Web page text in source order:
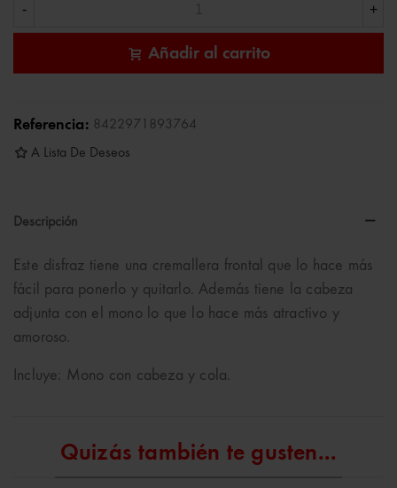
- +
Añadir al carrito
Referencia: 8422971893764
A Lista De Deseos
Descripción
Este disfraz tiene una cremallera frontal que lo hace más
fácil para ponerlo y quitarlo. Además tiene la cabeza
adjunta con el mono lo que lo hace más atractivo y
amoroso.
Incluye: Mono con cabeza y cola.
Quizás también te gusten...